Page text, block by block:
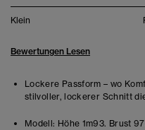
Klein
Bewertungen Lesen
Lockere Passform – wo
stilvoller, lockerer Schnitt
Modell: Höhe 1m93. Brust